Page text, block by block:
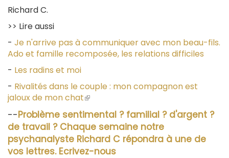
Richard C.
>> Lire aussi
- Je n'arrive pas à communiquer avec mon beau-fils.
Ado et famille recomposée, les relations difficiles
- Les radins et moi
- Rivalités dans le couple : mon compagnon est
jaloux de mon chat(le
lien
est
externe)
--Problème sentimental ? familial ? d'argent ?
de travail ? Chaque semaine notre
psychanalyste Richard C répondra à une de
vos lettres. Ecrivez-nous